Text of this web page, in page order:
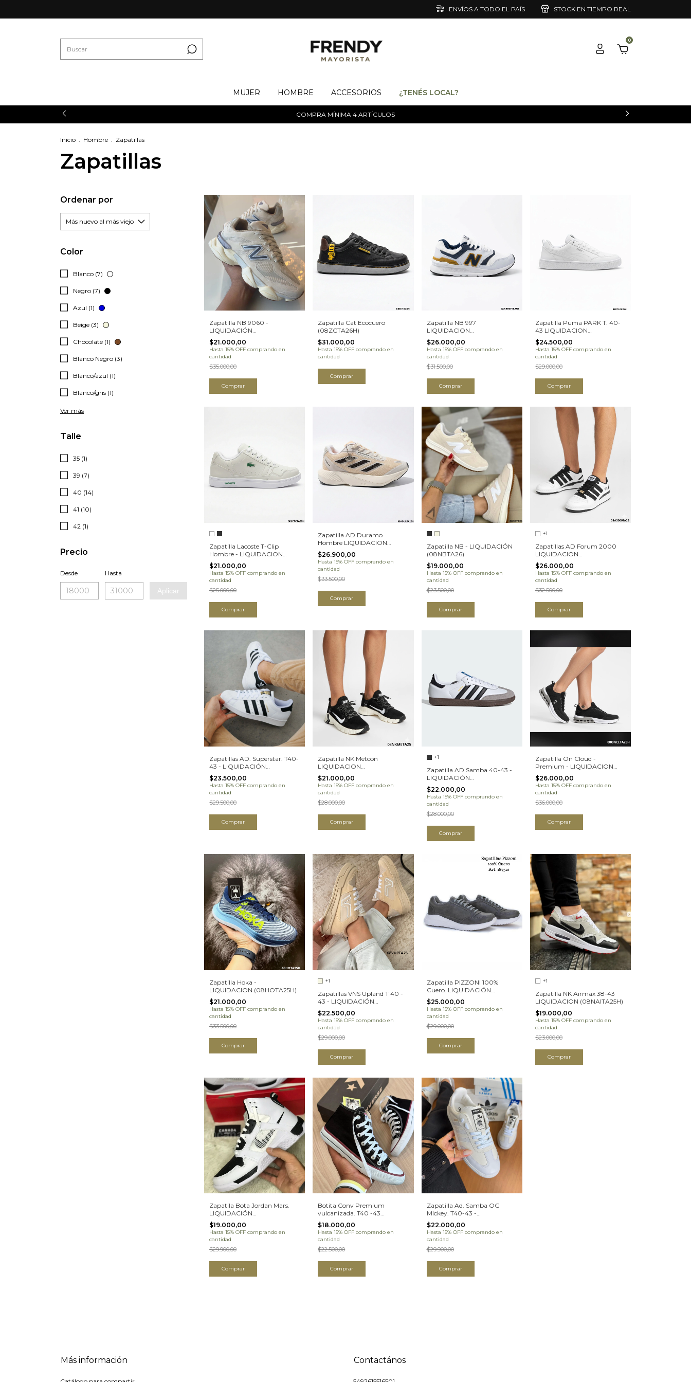
ENVÍOS A TODO EL PAÍS STOCK EN TIEMPO REAL
0
MUJER HOMBRE ACCESORIOS ¿TENÉS LOCAL?
COMPRA MÍNIMA 4 ARTÍCULOS
Inicio Hombre Zapatillas
Zapatillas
Ordenar por
Color
Blanco (7)
Negro (7)
Azul (1)
Beige (3)
Chocolate (1)
Blanco Negro (3)
Blanco/azul (1)
Blanco/gris (1)
Ver más
Talle
35 (1)
39 (7)
40 (14)
41 (10)
42 (1)
Precio
Desde Hasta
Aplicar
Zapatilla NB 9060 -
LIQUIDACIÓN
(089060TA25H)
$21.000,00
Hasta 15% OFF comprando en
cantidad
$35.000,00
Comprar
Zapatilla Cat Ecocuero
(08ZCTA26H)
$31.000,00
Hasta 15% OFF comprando en
cantidad
Comprar
Zapatilla NB 997
LIQUIDACION
(08NB997TA25H)
$26.000,00
Hasta 15% OFF comprando en
cantidad
$31.500,00
Comprar
Zapatilla Puma PARK T. 40-
43 LIQUIDACION
(08PPATA26H)
$24.500,00
Hasta 15% OFF comprando en
cantidad
$29.000,00
Comprar
Zapatilla Lacoste T-Clip
Hombre - LIQUIDACION
(08LCTCTA26H)
$21.000,00
Hasta 15% OFF comprando en
cantidad
$25.000,00
Comprar
Zapatilla AD Duramo
Hombre LIQUIDACION
(08ADURTA26H)
$26.900,00
Hasta 15% OFF comprando en
cantidad
$33.500,00
Comprar
Zapatilla NB - LIQUIDACIÓN
(08NBTA26)
$19.000,00
Hasta 15% OFF comprando en
cantidad
$23.500,00
Comprar
+1
Zapatillas AD Forum 2000
LIQUIDACION
(08A2000TA25)
$26.000,00
Hasta 15% OFF comprando en
cantidad
$32.500,00
Comprar
Zapatillas AD. Superstar. T40-
43 - LIQUIDACIÓN
(08ADSSCTA25H)
$23.500,00
Hasta 15% OFF comprando en
cantidad
$29.500,00
Comprar
Zapatilla NK Metcon
LIQUIDACION
(08NKMETA25)
$21.000,00
Hasta 15% OFF comprando en
cantidad
$28.000,00
Comprar
+1
Zapatilla AD Samba 40-43 -
LIQUIDACIÓN
(08ADSATA24H)
$22.000,00
Hasta 15% OFF comprando en
cantidad
$28.000,00
Comprar
Zapatilla On Cloud -
Premium - LIQUIDACION
(08ONCLTA25H)
$26.000,00
Hasta 15% OFF comprando en
cantidad
$36.000,00
Comprar
Zapatilla Hoka -
LIQUIDACION (08HOTA25H)
$21.000,00
Hasta 15% OFF comprando en
cantidad
$33.500,00
Comprar
+1
Zapatillas VNS Upland T 40 -
43 - LIQUIDACIÓN
(08VUPTA25H)
$22.500,00
Hasta 15% OFF comprando en
cantidad
$29.000,00
Comprar
Zapatilla PIZZONI 100%
Cuero. LIQUIDACIÓN
(187510TA24H)
$25.000,00
Hasta 15% OFF comprando en
cantidad
$29.000,00
Comprar
+1
Zapatilla NK Airmax 38-43
LIQUIDACION (08NAITA25H)
$19.000,00
Hasta 15% OFF comprando en
cantidad
$23.000,00
Comprar
Zapatila Bota Jordan Mars.
LIQUIDACIÓN
(08BNJMTA25H)
$19.000,00
Hasta 15% OFF comprando en
cantidad
$29.900,00
Comprar
Botita Conv Premium
vulcanizada. T40 -43
LIQUIDACION
(08BCONVTA25H)
$18.000,00
Hasta 15% OFF comprando en
cantidad
$22.500,00
Comprar
Zapatilla Ad. Samba OG
Mickey. T40-43 -
LIQUIDACIÓN
(08ADSOGTA25H)
$22.000,00
Hasta 15% OFF comprando en
cantidad
$29.900,00
Comprar
Más información Contactános